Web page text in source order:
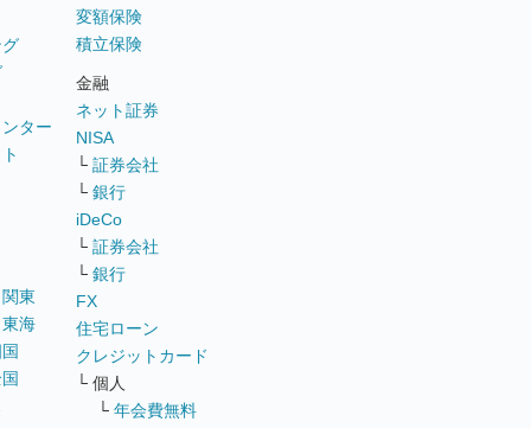
ター
関東
東海
変額保険
積立保険
金融
ネット証券
NISA
└ 証券会社
└ 銀行
iDeCo
└ 証券会社
└ 銀行
FX
住宅ローン
クレジットカード
└ 個人
└ 年会費無料